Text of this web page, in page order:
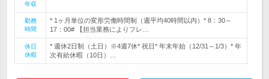
年収
勤務
時間
* 1ヶ月単位の変形労働時間制（週平均40時間以内）* 8：30～
17：00# 【担当業務によりフレ…
休日
休暇
* 週休2日制（土日）※4週7休* 祝日* 年末年始（12/31～1/3）* 年
次有給休暇（10日）…